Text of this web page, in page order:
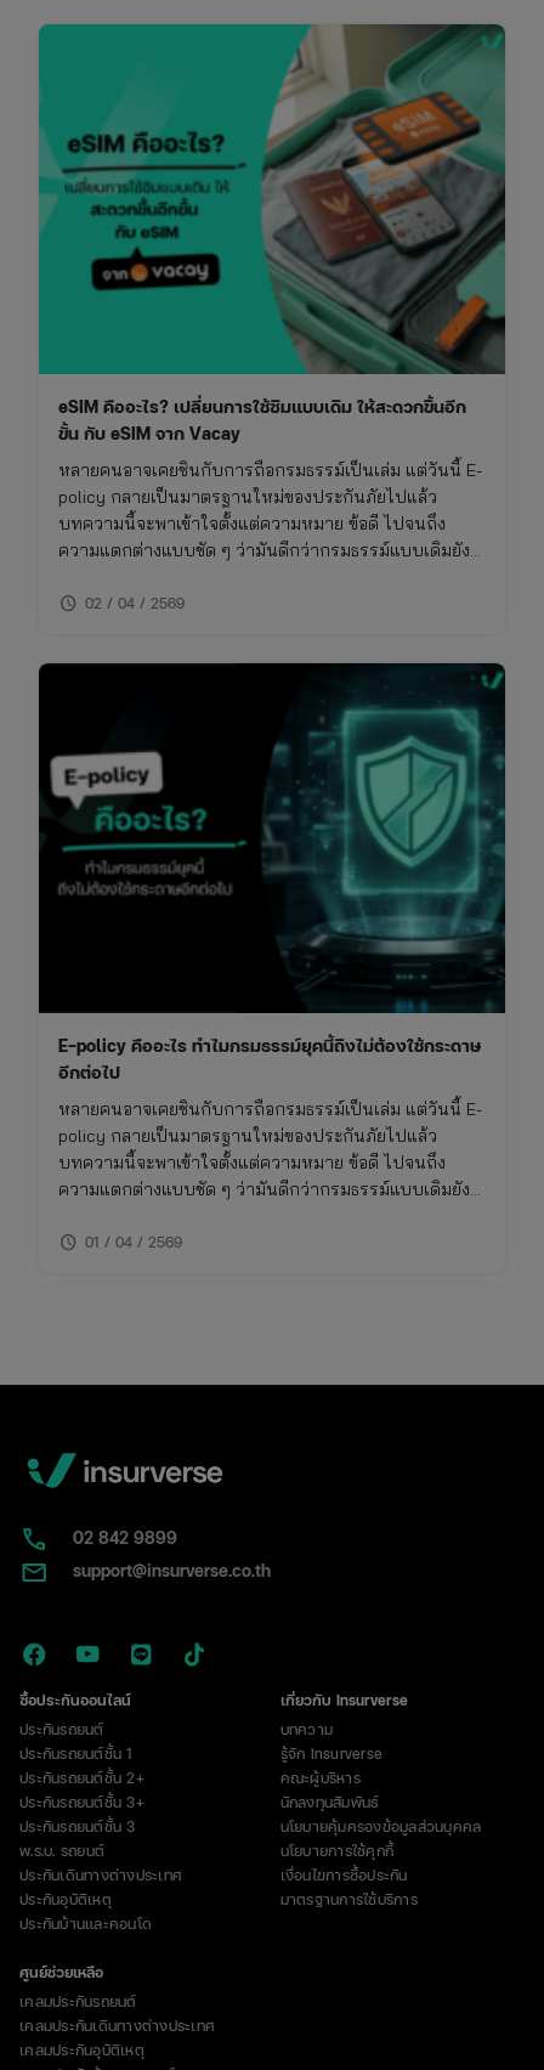
eSIM คืออะไร? เปลี่ยนการใช้ซิมแบบเดิม ให้สะดวกขึ้นอีก
ขั้น กับ eSIM จาก Vacay
หลายคนอาจเคยชินกับการถือกรมธรรม์เป็นเล่ม แต่วันนี้ E-
policy กลายเป็นมาตรฐานใหม่ของประกันภัยไปแล้ว
บทความนี้จะพาเข้าใจตั้งแต่ความหมาย ข้อดี ไปจนถึง
ความแตกต่างแบบชัด ๆ ว่ามันดีกว่ากรมธรรม์แบบเดิมยัง
schedule 02 / 04 / 2569
E-policy คืออะไร ทำไมกรมธรรม์ยุคนี้ถึงไม่ต้องใช้กระดาษ
อีกต่อไป
หลายคนอาจเคยชินกับการถือกรมธรรม์เป็นเล่ม แต่วันนี้ E-
policy กลายเป็นมาตรฐานใหม่ของประกันภัยไปแล้ว
บทความนี้จะพาเข้าใจตั้งแต่ความหมาย ข้อดี ไปจนถึง
ความแตกต่างแบบชัด ๆ ว่ามันดีกว่ากรมธรรม์แบบเดิมยัง
schedule 01 / 04 / 2569
02​ 842 9899
support@insurverse.co.th
ซื้อประกันออนไลน์
ประกันรถยนต์
ประกันรถยนต์ชั้น 1
ประกันรถยนต์ชั้น 2+
ประกันรถยนต์ชั้น 3+
ประกันรถยนต์ชั้น 3
พ.ร.บ. รถยนต์
ประกันเดินทางต่างประเทศ
ประกันอุบัติเหตุ
ประกันบ้านและคอนโด
เกี่ยวกับ Insurverse
บทความ
รู้จัก Insurverse
คณะผู้บริหาร
นักลงทุนสัมพันธ์
นโยบายคุ้มครองข้อมูลส่วนบุคคล
นโยบายการใช้คุกกี้
เงื่อนไขการซื้อประกัน
มาตรฐานการใช้บริการ
ศูนย์ช่วยเหลือ
เคลมประกันรถยนต์
เคลมประกันเดินทางต่างประเทศ
เคลมประกันอุบัติเหตุ